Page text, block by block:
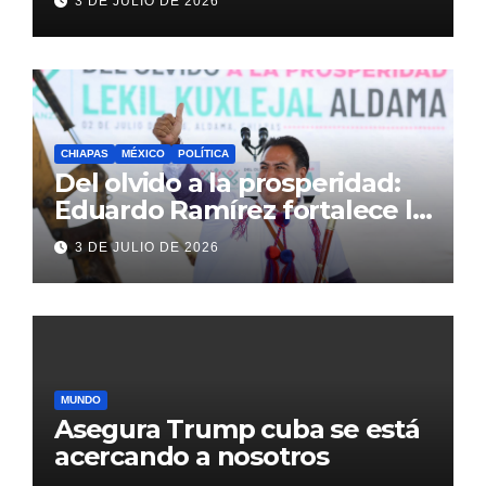
Inglaterra en el Mundial 2026
CHIAPAS MÉXICO POLÍTICA
Del olvido a la prosperidad:
Eduardo Ramírez fortalece la
transformación de Aldama
con inversión histórica
3 DE JULIO DE 2026
MUNDO
Asegura Trump cuba se está
acercando a nosotros